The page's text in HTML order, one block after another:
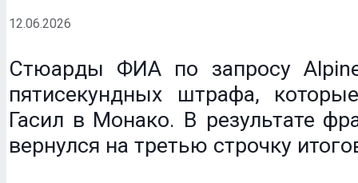
12.06.2026
Стюарды ФИА по запросу
пятисекундных штрафа,
Гасил в Монако. В результате
вернулся на третью строчку